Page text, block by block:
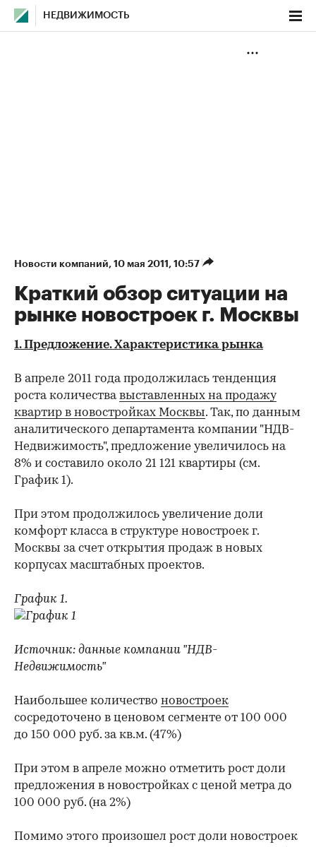
НЕДВИЖИМОСТЬ
Новости компаний⁠, 10 мая 2011, 10:57
Краткий обзор ситуации на
рынке новостроек г. Москвы
1. Предложение. Характеристика рынка
В апреле 2011 года продолжилась тенденция
роста количествавыставленных на продажу
квартир в новостройках Москвы. Так, по данным
аналитического департамента компании "НДВ-
Недвижимость", предложение увеличилось на
8% и составило около 21 121 квартиры (см.
График 1).
При этом продолжилось увеличение доли
комфорт класса в структуре новостроек г.
Москвы за счет открытия продаж в новых
корпусах масштабных проектов.
График 1.
Источник: данные компании "НДВ-
Недвижимость"
Наибольшее количество новостроек
сосредоточено в ценовом сегменте от 100 000
до 150 000 руб. за кв.м. (47%)
При этом в апреле можно отметить рост доли
предложения в новостройках с ценой метра до
100 000 руб. (на 2%)
Помимо этого произошел рост доли новостроек